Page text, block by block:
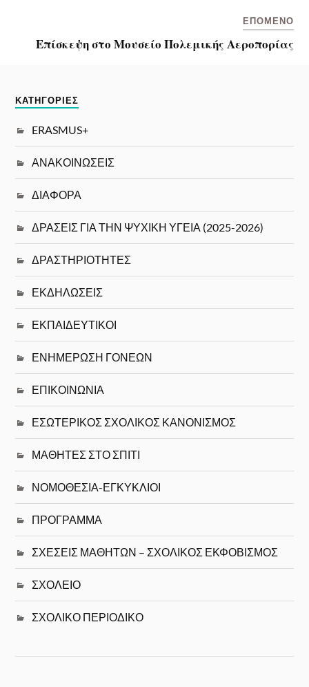
ΕΠΌΜΕΝΟ
Επίσκεψη στο Μουσείο Πολεμικής Αεροπορίας
ΚΑΤΗΓΟΡΙΕΣ
ERASMUS+
ΑΝΑΚΟΙΝΩΣΕΙΣ
ΔΙΑΦΟΡΑ
ΔΡΑΣΕΙΣ ΓΙΑ ΤΗΝ ΨΥΧΙΚΗ ΥΓΕΙΑ (2025-2026)
ΔΡΑΣΤΗΡΙΟΤΗΤΕΣ
ΕΚΔΗΛΩΣΕΙΣ
ΕΚΠΑΙΔΕΥΤΙΚΟΙ
ΕΝΗΜΕΡΩΣΗ ΓΟΝΕΩΝ
ΕΠΙΚΟΙΝΩΝΙΑ
ΕΣΩΤΕΡΙΚΟΣ ΣΧΟΛΙΚΟΣ ΚΑΝΟΝΙΣΜΟΣ
ΜΑΘΗΤΕΣ ΣΤΟ ΣΠΙΤΙ
ΝΟΜΟΘΕΣΙΑ-ΕΓΚΥΚΛΙΟΙ
ΠΡΟΓΡΑΜΜΑ
ΣΧΕΣΕΙΣ ΜΑΘΗΤΩΝ – ΣΧΟΛΙΚΟΣ ΕΚΦΟΒΙΣΜΟΣ
ΣΧΟΛΕΙΟ
ΣΧΟΛΙΚΟ ΠΕΡΙΟΔΙΚΟ